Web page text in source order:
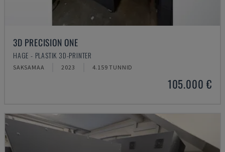
3D PRECISION ONE
HAGE - PLASTIK 3D-PRINTER
SAKSAMAA 2023 4.159 TUNNID
105.000 €